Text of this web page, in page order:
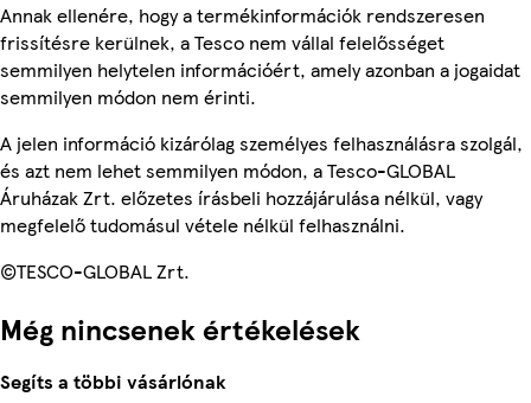
Annak ellenére, hogy a termékinformációk rendszeresen
frissítésre kerülnek, a Tesco nem vállal felelősséget
semmilyen helytelen információért, amely azonban a jogaidat
semmilyen módon nem érinti.
A jelen információ kizárólag személyes felhasználásra szolgál,
és azt nem lehet semmilyen módon, a Tesco-GLOBAL
Áruházak Zrt. előzetes írásbeli hozzájárulása nélkül, vagy
megfelelő tudomásul vétele nélkül felhasználni.
©TESCO-GLOBAL Zrt.
Még nincsenek értékelések
Segíts a többi vásárlónak